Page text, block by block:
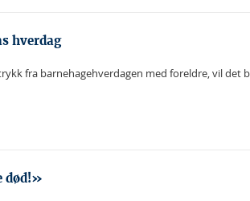
hverdag
fra barnehagehverdagen med foreldre, vil det
død!»